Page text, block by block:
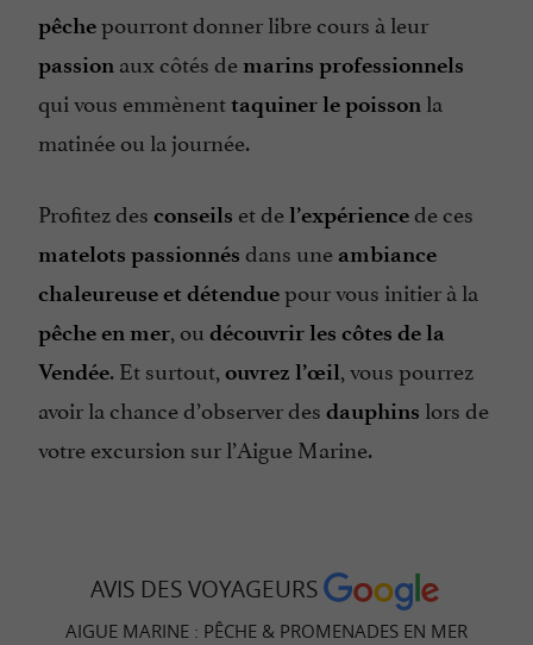
pêchepourront donner libre cours à leur
passion aux côtés de marins professionnels
qui vous emmènenttaquiner le poisson la
matinée ou la journée.
Profitez des conseils et del’expériencede ces
matelots passionnés dans une ambiance
chaleureuse et détenduepour vous initier à la
pêche en mer, ou découvrir les côtes de la
Vendée. Et surtout, ouvrez l’œil, vous pourrez
avoir la chance d’observer des dauphins lors de
votre excursion sur l’Aigue Marine.
AVIS DES VOYAGEURS
AIGUE MARINE : PÊCHE & PROMENADES EN MER